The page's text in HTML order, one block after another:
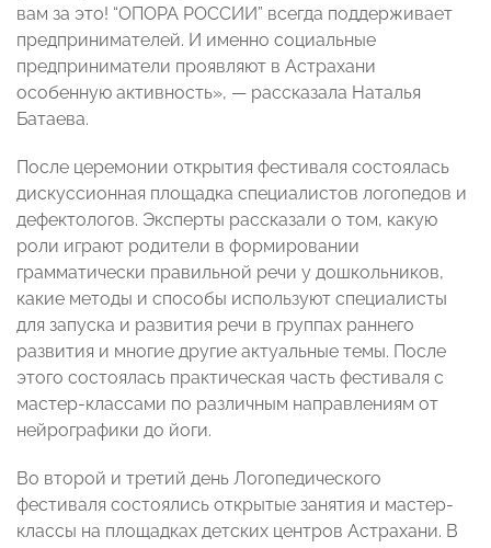
вам за это! “ОПОРА РОССИИ” всегда поддерживает
предпринимателей. И именно социальные
предприниматели проявляют в Астрахани
особенную активность», — рассказала Наталья
Батаева.
После церемонии открытия фестиваля состоялась
дискуссионная площадка специалистов логопедов и
дефектологов. Эксперты рассказали о том, какую
роли играют родители в формировании
грамматически правильной речи у дошкольников,
какие методы и способы используют специалисты
для запуска и развития речи в группах раннего
развития и многие другие актуальные темы. После
этого состоялась практическая часть фестиваля с
мастер-классами по различным направлениям от
нейрографики до йоги.
Во второй и третий день Логопедического
фестиваля состоялись открытые занятия и мастер-
классы на площадках детских центров Астрахани. В